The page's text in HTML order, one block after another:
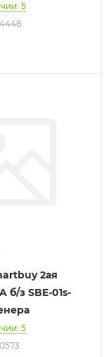
: 5
2ая
б/з SBE-01s-
: 5